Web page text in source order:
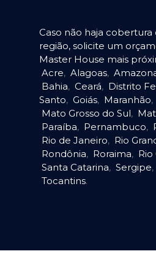
Caso não haja cobertura
região, solicite um
Master House mais
Acre, Alagoas,
Bahia, Ceará, Distrito
Santo, Goiás, Maranhão,
Mato Grosso do Sul,
Paraíba, Pernambuco,
Rio de Janeiro, Rio
Rondônia, Roraima, Rio
Santa Catarina, Sergipe,
Tocantins.